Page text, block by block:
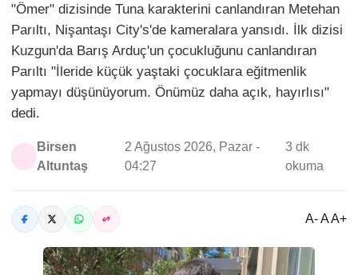
"Ömer" dizisinde Tuna karakterini canlandıran Metehan
Parıltı, Nişantaşı City's'de kameralara yansıdı. İlk dizisi
Kuzgun'da Barış Arduç'un çocukluğunu canlandıran
Parıltı "İleride küçük yaştaki çocuklara eğitmenlik
yapmayı düşünüyorum. Önümüz daha açık, hayırlısı"
dedi.
Birsen
Altuntaş
2 Ağustos 2026, Pazar -
04:27
3 dk
okuma
A- A A+